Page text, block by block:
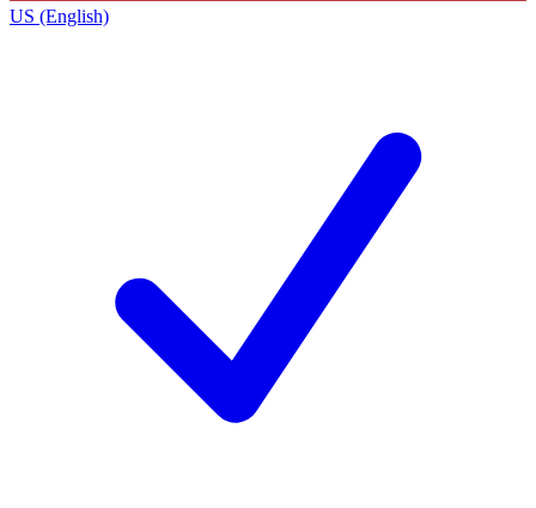
US (English)